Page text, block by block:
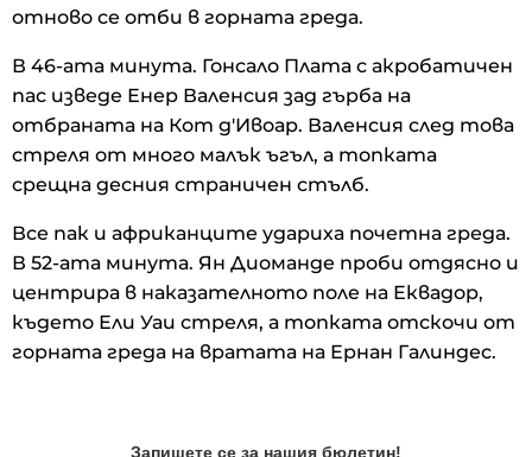
отново се отби в горната греда.
В 46-ата минута. Гонсало Плата с акробатичен
пас изведе Енер Валенсия зад гърба на
отбраната на Кот д'Ивоар. Валенсия след това
стреля от много малък ъгъл, а топката
срещна десния страничен стълб.
Все пак и африканците удариха почетна греда.
В 52-ата минута. Ян Диоманде проби отдясно и
центрира в наказателното поле на Еквадор,
където Ели Уаи стреля, а топката отскочи от
горната греда на вратата на Ернан Галиндес.